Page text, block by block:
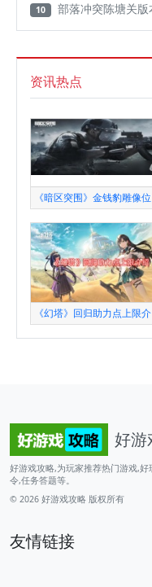
10 部落冲突陈塘关
资讯热点
《暗区突围》金钱豹雕像位
《幻塔》回归助力点上限介
好游
好游戏攻略,为玩家推荐热门游戏,
令,任务答题等。
© 2026 好游戏攻略 版权所有
友情链接